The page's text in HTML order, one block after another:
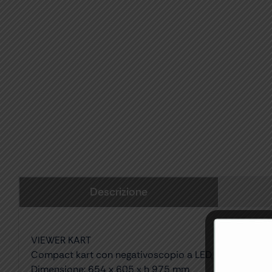
Descrizione
VIEWER KART
Compact kart con negativoscopio a LED, 2 cassetti
Dimensione: 654 x 605 x h 975 mm